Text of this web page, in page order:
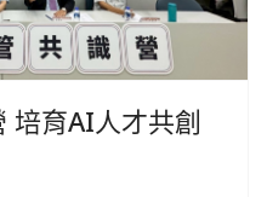
培育AI人才共創